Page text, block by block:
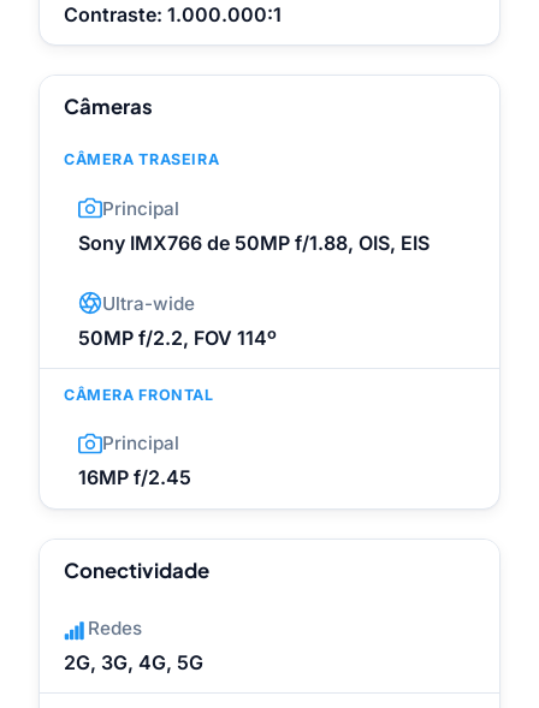
Contraste: 1.000.000:1
Câmeras
CÂMERA TRASEIRA
Principal
Sony IMX766 de 50MP f/1.88, OIS, EIS
Ultra-wide
50MP f/2.2, FOV 114º
CÂMERA FRONTAL
Principal
16MP f/2.45
Conectividade
Redes
2G, 3G, 4G, 5G